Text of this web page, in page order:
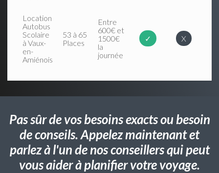
Location
Autobus
Scolaire
à Vaux-
en-
Amiénois
53 à 65
Places
Entre
600€ et
1500€
la
journée
✓ X
Pas sûr de vos besoins exacts ou besoin
de conseils. Appelez maintenant et
parlez à l'un de nos conseillers qui peut
vous aider à planifier votre voyage.